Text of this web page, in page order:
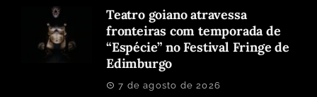
Teatro goiano atravessa
fronteiras com temporada de
“Espécie” no Festival Fringe de
Edimburgo
7 de agosto de 2026